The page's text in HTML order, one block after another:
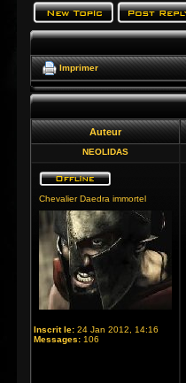
Imprimer
Auteur
NEOLIDAS
Chevalier Daedra immortel
Inscrit le: 24 Jan 2012, 14:16
Messages: 106